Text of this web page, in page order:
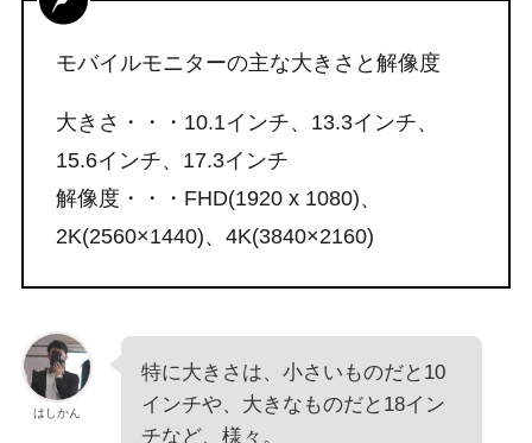
モバイルモニターの主な大きさと解像度
大きさ・・・10.1インチ、13.3インチ、
15.6インチ、17.3インチ
解像度・・・FHD(1920 x 1080)、
2K(2560×1440)、4K(3840×2160)
はしかん
特に大きさは、小さいものだと10
インチや、大きなものだと18イン
チなど、様々。